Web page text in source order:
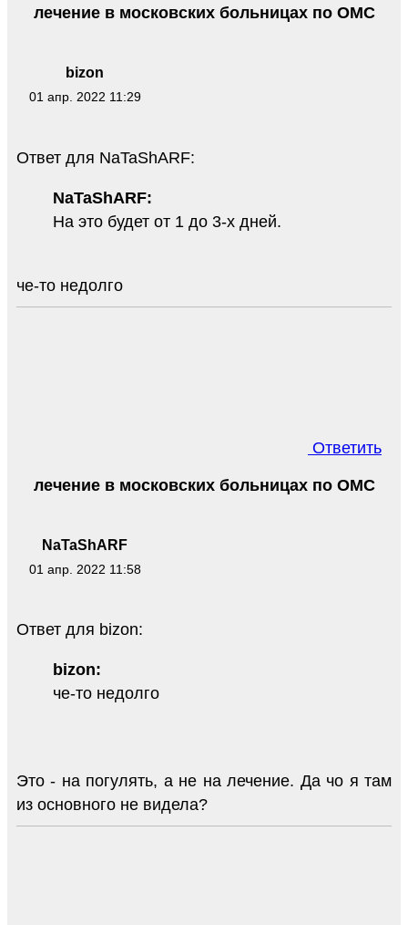
bizon
01 апр. 2022 11:29
лечение в московских больницах по ОМС
Ответ для NaTaShARF:
NaTaShARF:
На это будет от 1 до 3-х дней.
че-то недолго
Ответить
NaTaShARF
01 апр. 2022 11:58
лечение в московских больницах по ОМС
Ответ для bizon:
bizon:
че-то недолго
Это - на погулять, а не на лечение. Да чо я там
из основного не видела?